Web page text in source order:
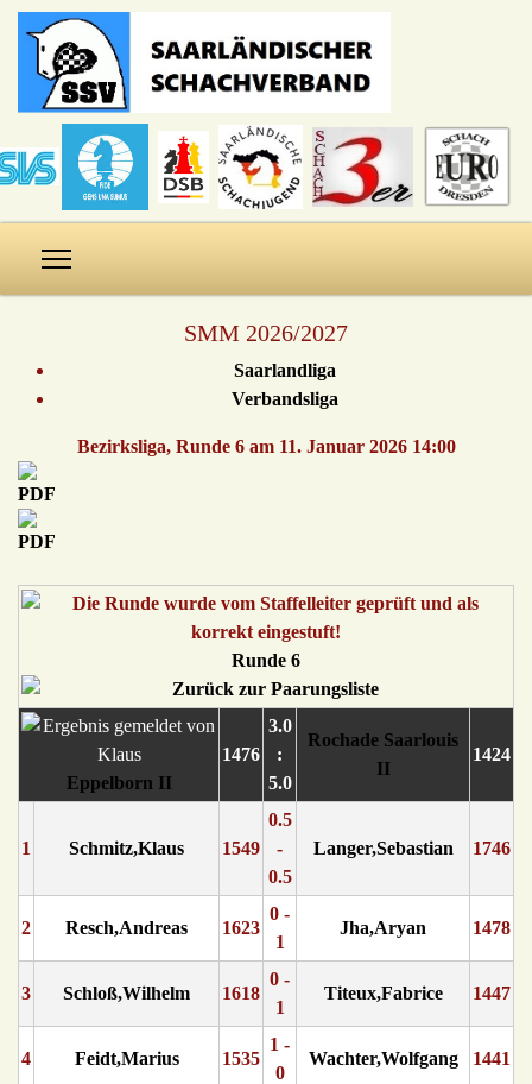
SMM 2026/2027
Saarlandliga
Verbandsliga
Bezirksliga, Runde 6 am 11. Januar 2026 14:00
Runde 6
Eppelborn II
1476
3.0
:
5.0
Rochade Saarlouis
II
1424
1 Schmitz,Klaus 1549
0.5
-
0.5
Langer,Sebastian 1746
2 Resch,Andreas 1623
0 -
1
Jha,Aryan 1478
3 Schloß,Wilhelm 1618
0 -
1
Titeux,Fabrice 1447
4 Feidt,Marius 1535
1 -
0
Wachter,Wolfgang 1441